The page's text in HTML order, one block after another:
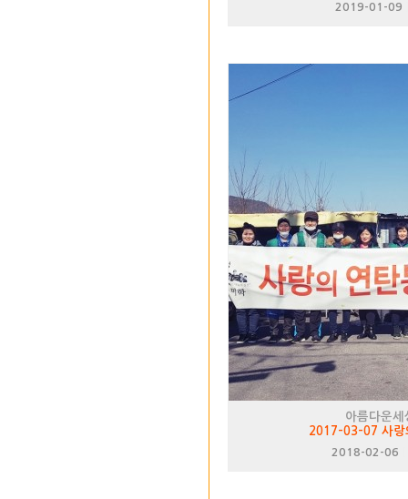
2019-01-09
아름다운세
2017-03-07 사랑
2018-02-06